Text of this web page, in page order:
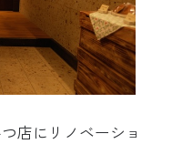
店にリノベーショ